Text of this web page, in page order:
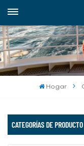
Hogar
CATEGORÍAS DE PRODUCTO